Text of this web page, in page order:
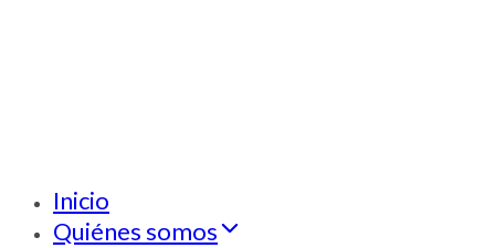
Inicio
Quiénes somos